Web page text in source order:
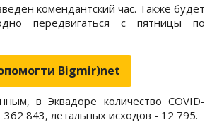
комендантский час. Также будет
передвигаться с пятницы по
Bigmir)net
в Эквадоре количество COVID-
362 843, летальных исходов - 12 795.